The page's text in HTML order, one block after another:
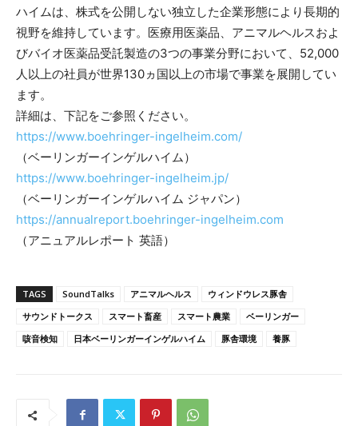
ハイムは、株式を公開しない独立した企業形態により長期的
視野を維持しています。医療用医薬品、アニマルヘルスおよ
びバイオ医薬品受託製造の3つの事業分野において、52,000
人以上の社員が世界130ヵ国以上の市場で事業を展開してい
ます。
詳細は、下記をご参照ください。
https://www.boehringer-ingelheim.com/
（ベーリンガーインゲルハイム）
https://www.boehringer-ingelheim.jp/
（ベーリンガーインゲルハイム ジャパン）
https://annualreport.boehringer-ingelheim.com
（アニュアルレポート 英語）
TAGS SoundTalks アニマルヘルス
ウィンドウレス豚舎
サウンドトークス
スマート畜産 スマート農業
ベーリンガー
咳音検知
日本ベーリンガーインゲルハイム 豚舎環境 養豚